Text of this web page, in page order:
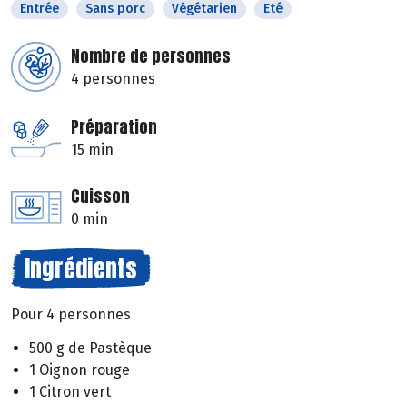
Entrée Sans porc Végétarien Eté
Nombre de personnes
4 personnes
Préparation
15 min
Cuisson
0 min
Ingrédients
Pour 4 personnes
500 g de Pastèque
1 Oignon rouge
1 Citron vert